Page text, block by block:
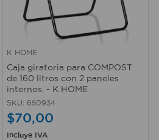
K HOME
Caja giratoria para COMPOST
de 160 litros con 2 paneles
internos. - K HOME
SKU: 650934
$70,00
Incluye IVA